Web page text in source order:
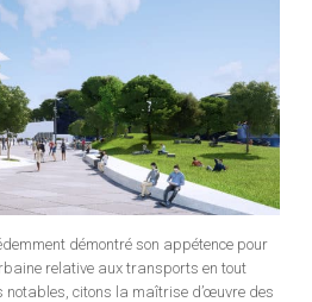
démontré son appétence pour
relative aux transports en tout
citons la maîtrise d’œuvre des